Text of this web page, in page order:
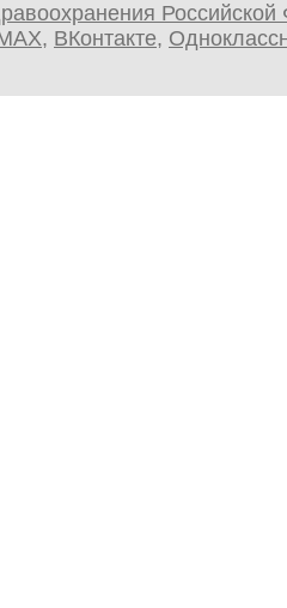
, ВКонтакте,